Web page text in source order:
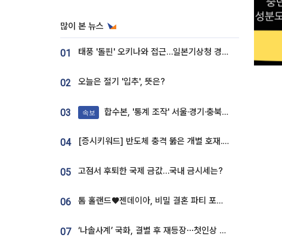
많이 본 뉴스
01 태풍 '돌핀' 오키나와 접근…일본기상청 경로 업데이트
02 오늘은 절기 '입추', 뜻은?
03 속보 합수본, '통계 조작' 서울·경기·충북 선관위 등 추가 압수수색
04 [증시키워드] 반도체 충격 뚫은 개별 호재...포스코퓨처엠·에코프로·한화솔루션 '눈길'
05 고점서 후퇴한 국제 금값…국내 금시세는?
06 톰 홀랜드♥젠데이아, 비밀 결혼 파티 포착⋯호텔 대관비만 9억
07 ‘나솔사계’ 국화, 결별 후 재등장⋯첫인상 투표 휩쓸고 ‘인기녀’ 등극